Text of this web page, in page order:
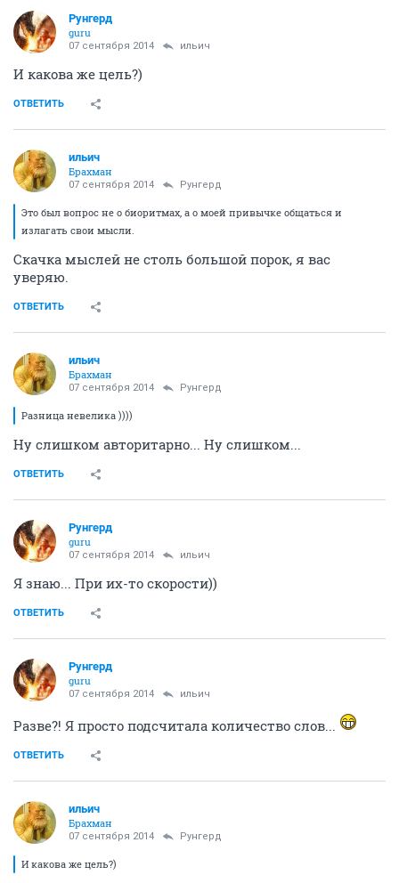
Рунгерд
guru
07 сентября 2014 ильич
И какова же цель?)
ОТВЕТИТЬ
ильич
Брахман
07 сентября 2014 Рунгерд
Это был вопрос не о биоритмах, а о моей привычке общаться и
излагать свои мысли.
Скачка мыслей не столь большой порок, я вас
уверяю.
ОТВЕТИТЬ
ильич
Брахман
07 сентября 2014 Рунгерд
Разница невелика ))))
Ну слишком авторитарно... Ну слишком...
ОТВЕТИТЬ
Рунгерд
guru
07 сентября 2014 ильич
Я знаю... При их-то скорости))
ОТВЕТИТЬ
Рунгерд
guru
07 сентября 2014 ильич
Разве?! Я просто подсчитала количество слов...
ОТВЕТИТЬ
ильич
Брахман
07 сентября 2014 Рунгерд
И какова же цель?)